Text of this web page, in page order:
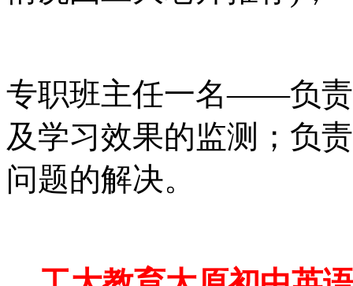
专职班主任一名——负责
及学习效果的监测；负
问题的解决。